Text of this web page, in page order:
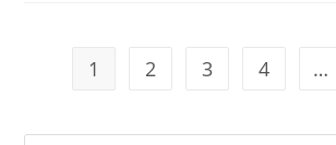
1 2 3 4 …